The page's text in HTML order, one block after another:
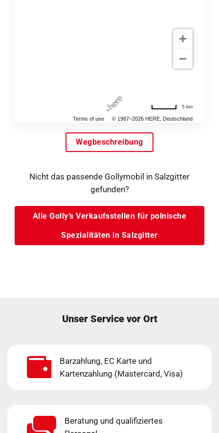
Terms of use © 1987–2026 HERE, Deutschland
5 km
Wegbeschreibung
Nicht das passende Gollymobil in Salzgitter
gefunden?
Alle Golly’s Verkaufsstellen für polnische
Spezialitäten in Salzgitter
Unser Service vor Ort
Barzahlung, EC Karte und
Kartenzahlung (Mastercard, Visa)
Beratung und qualifiziertes